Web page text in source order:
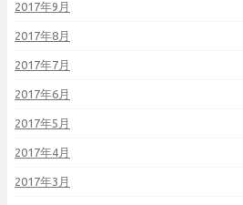
2017年9月
2017年8月
2017年7月
2017年6月
2017年5月
2017年4月
2017年3月